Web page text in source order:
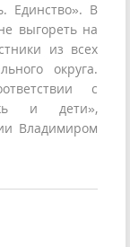
Единство». В
выгореть на
из всех
округа.
с
и дети»,
Владимиром